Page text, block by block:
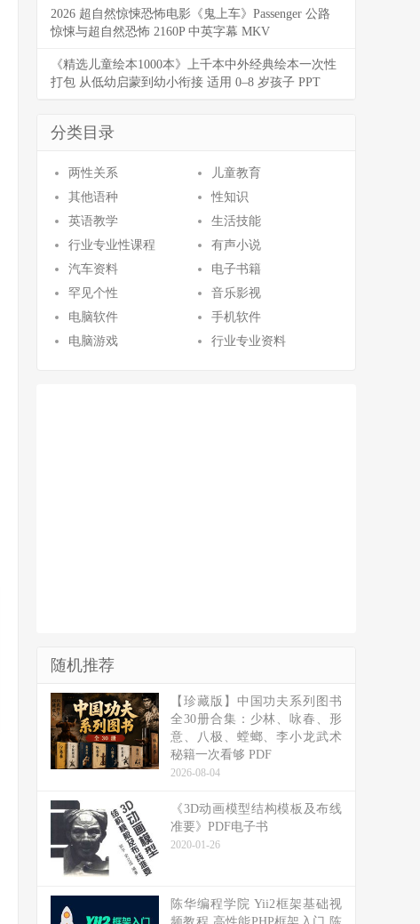
2026 超自然惊悚恐怖电影《鬼上车》Passenger 公路
惊悚与超自然恐怖 2160P 中英字幕 MKV
《精选儿童绘本1000本》上千本中外经典绘本一次性
打包 从低幼启蒙到幼小衔接 适用 0–8 岁孩子 PPT
分类目录
两性关系
儿童教育
其他语种
性知识
英语教学
生活技能
行业专业性课程
有声小说
汽车资料
电子书籍
罕见个性
音乐影视
电脑软件
手机软件
电脑游戏
行业专业资料
随机推荐
【珍藏版】中国功夫系列图书
全30册合集：少林、咏春、形
意、八极、螳螂、李小龙武术
秘籍一次看够 PDF
2026-08-04
《3D动画模型结构模板及布线
准要》PDF电子书
2020-01-26
陈华编程学院 Yii2框架基础视